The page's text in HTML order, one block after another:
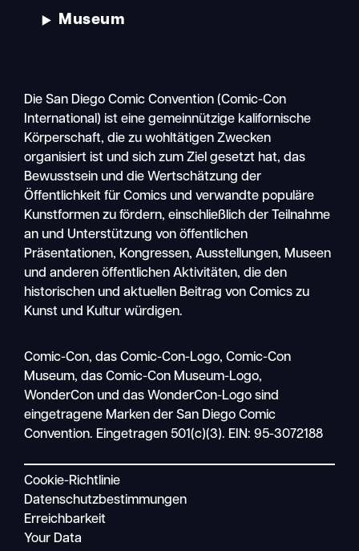
Mobile
Navigation
Museum
Die San Diego Comic Convention (Comic-Con
International) ist eine gemeinnützige kalifornische
Körperschaft, die zu wohltätigen Zwecken
organisiert ist und sich zum Ziel gesetzt hat, das
Bewusstsein und die Wertschätzung der
Öffentlichkeit für Comics und verwandte populäre
Kunstformen zu fördern, einschließlich der Teilnahme
an und Unterstützung von öffentlichen
Präsentationen, Kongressen, Ausstellungen, Museen
und anderen öffentlichen Aktivitäten, die den
historischen und aktuellen Beitrag von Comics zu
Kunst und Kultur würdigen.
Comic-Con, das Comic-Con-Logo, Comic-Con
Museum, das Comic-Con Museum-Logo,
WonderCon und das WonderCon-Logo sind
eingetragene Marken der San Diego Comic
Convention. Eingetragen 501(c)(3). EIN: 95-3072188
Cookie-Richtlinie
Datenschutzbestimmungen
Erreichbarkeit
Your Data